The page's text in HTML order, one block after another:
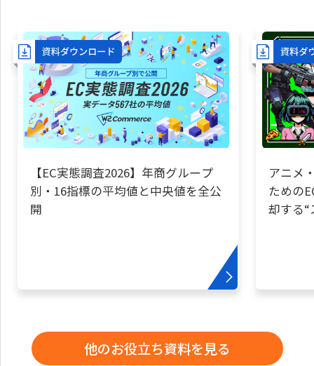
【EC実態調査2026】年商グループ
別・16指標の平均値と中央値を全公
開
アニメ
ための
却する
他のお役立ち資料を見る